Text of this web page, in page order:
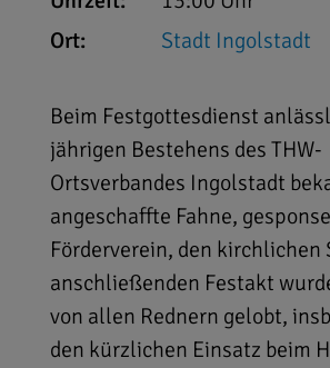
Ort:
Stadt Ingolstadt
Beim Festgottesdienst
jährigen Bestehens des THW-
Ortsverbandes Ingolstadt
angeschaffte Fahne,
Förderverein, den kirchlichen
anschließenden Festakt
von allen Rednern gelobt,
den kürzlichen Einsatz beim